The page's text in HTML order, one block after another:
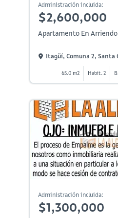
Administración incluida:
$2,600,000
Apartamento En Arriendo
Itagüí, Comuna 2, Santa
65.0 m2 Habit. 2
Administración incluida:
$1,300,000